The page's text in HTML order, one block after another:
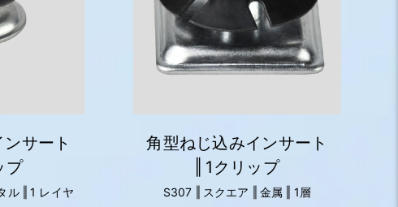
サート
プ
ル ‖ 1 レイヤ
角型ねじ込みインサート
‖ 1クリップ
S307 ‖ スクエア ‖ 金属 ‖ 1層